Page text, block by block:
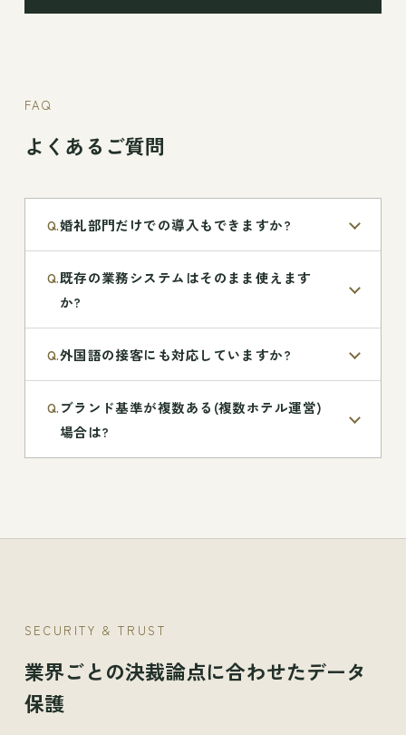
FAQ
よくあるご質問
Q.婚礼部門だけでの導入もできますか?
Q.既存の業務システムはそのまま使えます
か?
Q.外国語の接客にも対応していますか?
Q. ブランド基準が複数ある(複数ホテル運営)
場合は?
SECURITY & TRUST
業界ごとの決裁論点に合わせたデータ
保護